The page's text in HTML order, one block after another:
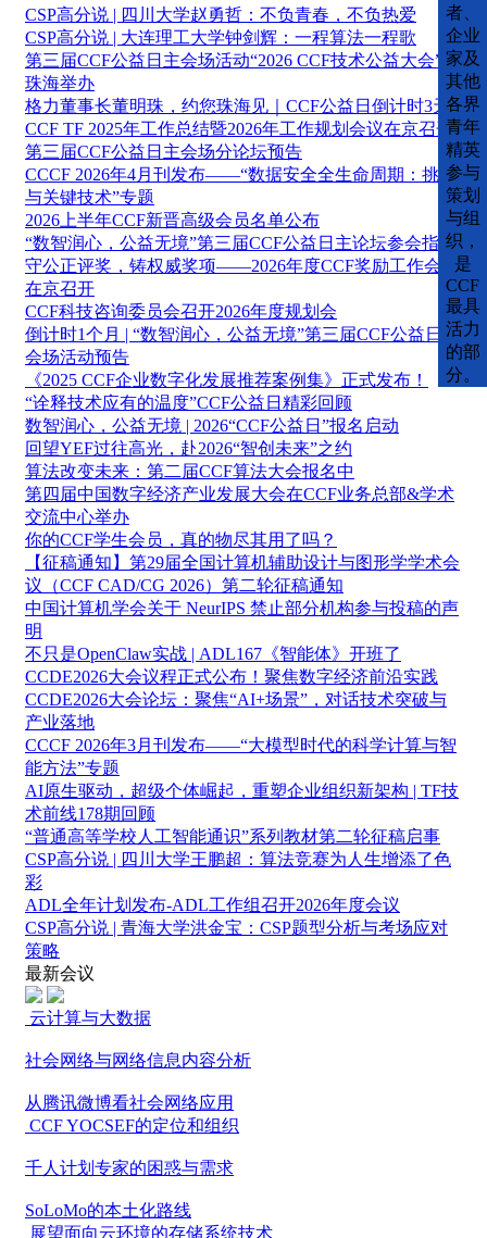
CSP高分说 | 四川大学赵勇哲：不负青春，不负热爱
CSP高分说 | 大连理工大学钟剑辉：一程算法一程歌
第三届CCF公益日主会场活动“2026 CCF技术公益大会”在
珠海举办
格力董事长董明珠，约您珠海见｜CCF公益日倒计时3天
CCF TF 2025年工作总结暨2026年工作规划会议在京召开
第三届CCF公益日主会场分论坛预告
CCCF 2026年4月刊发布——“数据安全全生命周期：挑战
与关键技术”专题
2026上半年CCF新晋高级会员名单公布
“数智润心，公益无境”第三届CCF公益日主论坛参会指南
守公正评奖，铸权威奖项——2026年度CCF奖励工作会议
在京召开
CCF科技咨询委员会召开2026年度规划会
倒计时1个月 | “数智润心，公益无境”第三届CCF公益日分
会场活动预告
《2025 CCF企业数字化发展推荐案例集》正式发布！
“诠释技术应有的温度”CCF公益日精彩回顾
数智润心，公益无境 | 2026“CCF公益日”报名启动
回望YEF过往高光，赴2026“智创未来”之约
算法改变未来：第二届CCF算法大会报名中
第四届中国数字经济产业发展大会在CCF业务总部&学术
交流中心举办
你的CCF学生会员，真的物尽其用了吗？
【征稿通知】第29届全国计算机辅助设计与图形学学术会
议（CCF CAD/CG 2026）第二轮征稿通知
中国计算机学会关于 NeurIPS 禁止部分机构参与投稿的声
明
不只是OpenClaw实战 | ADL167《智能体》开班了
CCDE2026大会议程正式公布！聚焦数字经济前沿实践
CCDE2026大会论坛：聚焦“AI+场景”，对话技术突破与
产业落地
CCCF 2026年3月刊发布——“大模型时代的科学计算与智
能方法”专题
AI原生驱动，超级个体崛起，重塑企业组织新架构 | TF技
术前线178期回顾
“普通高等学校人工智能通识”系列教材第二轮征稿启事
CSP高分说 | 四川大学王鹏超：算法竞赛为人生增添了色
彩
ADL全年计划发布-ADL工作组召开2026年度会议
CSP高分说 | 青海大学洪金宝：CSP题型分析与考场应对
策略
最新会议
云计算与大数据
社会网络与网络信息内容分析
从腾讯微博看社会网络应用
CCF YOCSEF的定位和组织
千人计划专家的困惑与需求
SoLoMo的本土化路线
展望面向云环境的存储系统技术
者、
企业
家及
其他
各界
青年
精英
参与
策划
与组
织，
是
CCF
最具
活力
的部
分。